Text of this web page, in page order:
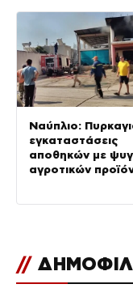
Ναύπλιο:
εγκαταστάσεις
αποθηκών με
αγροτικών
//